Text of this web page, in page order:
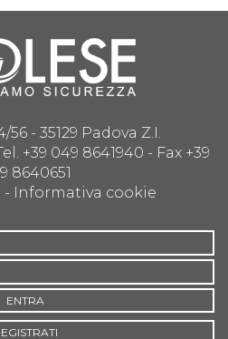
- 35129 Padova Z.I.
+39 049 8641940 - Fax +39
8640651
- Informativa cookie
ENTRA